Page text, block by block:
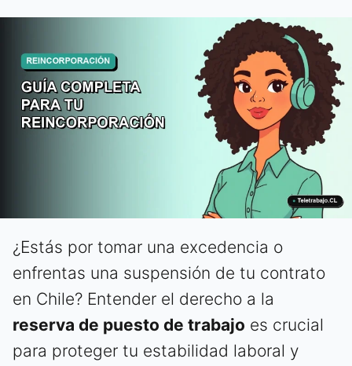
¿Estás por tomar una excedencia o
enfrentas una suspensión de tu contrato
en Chile? Entender el derecho a la
reserva de puesto de trabajo es crucial
para proteger tu estabilidad laboral y